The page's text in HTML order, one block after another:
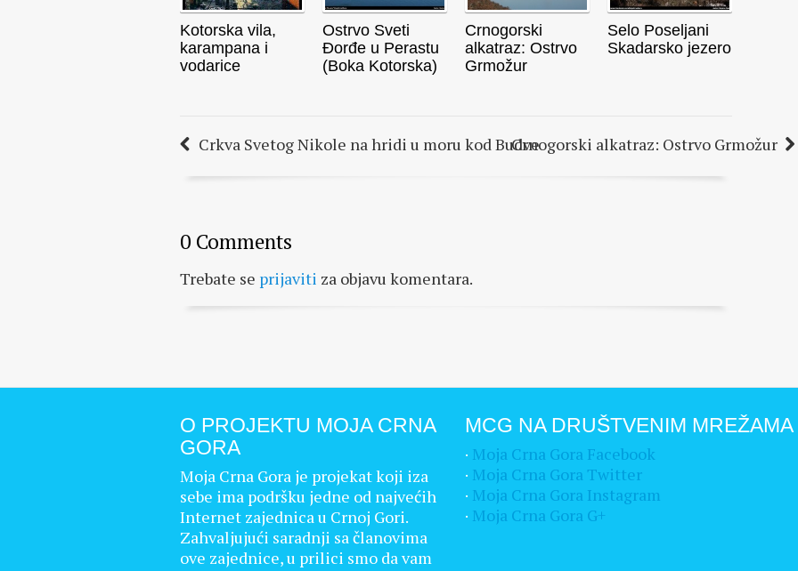
Kotorska vila,
karampana i
vodarice
Ostrvo Sveti
Đorđe u Perastu
(Boka Kotorska)
Crnogorski
alkatraz: Ostrvo
Grmožur
Selo Poseljani
Skadarsko jezero
Crkva Svetog Nikole na hridi u moru kod BudveCrnogorski alkatraz: Ostrvo Grmožur
0 Comments
Trebate se prijaviti za objavu komentara.
O PROJEKTU MOJA CRNA
GORA
Moja Crna Gora je projekat koji iza
sebe ima podršku jedne od najvećih
Internet zajednica u Crnoj Gori.
Zahvaljujući saradnji sa članovima
ove zajednice, u prilici smo da vam
MCG NA DRUŠTVENIM MREŽAMA
· Moja Crna Gora Facebook
· Moja Crna Gora Twitter
· Moja Crna Gora Instagram
· Moja Crna Gora G+